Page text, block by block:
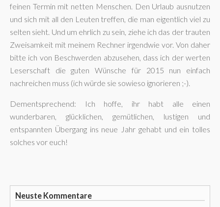
feinen Termin mit netten Menschen. Den Urlaub ausnutzen
und sich mit all den Leuten treffen, die man eigentlich viel zu
selten sieht. Und um ehrlich zu sein, ziehe ich das der trauten
Zweisamkeit mit meinem Rechner irgendwie vor. Von daher
bitte ich von Beschwerden abzusehen, dass ich der werten
Leserschaft die guten Wünsche für 2015 nun einfach
nachreichen muss (ich würde sie sowieso ignorieren ;-).
Dementsprechend: Ich hoffe, ihr habt alle einen
wunderbaren, glücklichen, gemütlichen, lustigen und
entspannten Übergang ins neue Jahr gehabt und ein tolles
solches vor euch!
Neuste Kommentare